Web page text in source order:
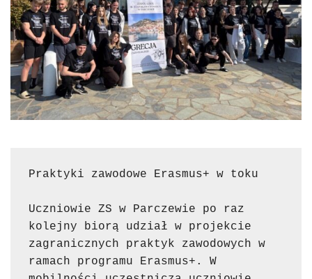
Praktyki zawodowe Erasmus+ w toku
Uczniowie ZS w Parczewie po raz
kolejny biorą udział w projekcie
zagranicznych praktyk zawodowych w
ramach programu Erasmus+. W